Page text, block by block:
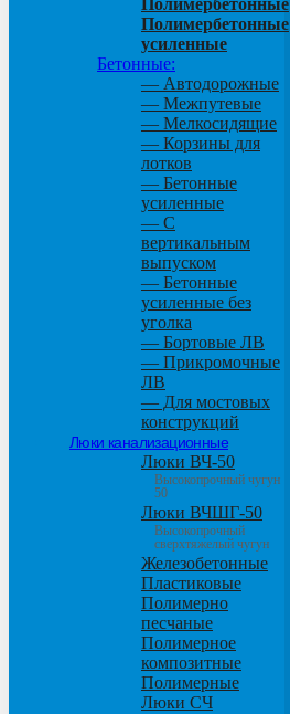
Полимербетонные
усиленные
Бетонные:
— Автодорожные
— Межпутевые
— Мелкосидящие
— Корзины для
лотков
— Бетонные
усиленные
— С
вертикальным
выпуском
— Бетонные
усиленные без
уголка
— Бортовые ЛВ
— Прикромочные
ЛВ
— Для мостовых
конструкций
Люки канализационные
Люки ВЧ-50
Высокопрочный чугун
50
Люки ВЧШГ-50
Высокопрочный
сверхтяжелый чугун
Железобетонные
Пластиковые
Полимерно
песчаные
Полимерное
композитные
Полимерные
Люки СЧ